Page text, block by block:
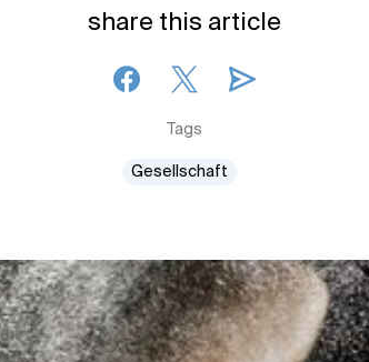
share this article
Tags
Gesellschaft